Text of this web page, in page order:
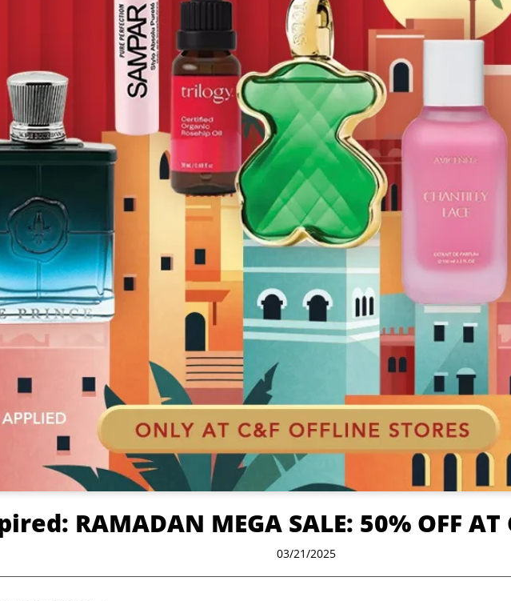
RAMADAN MEGA SALE: 50% OFF AT
03/21/2025